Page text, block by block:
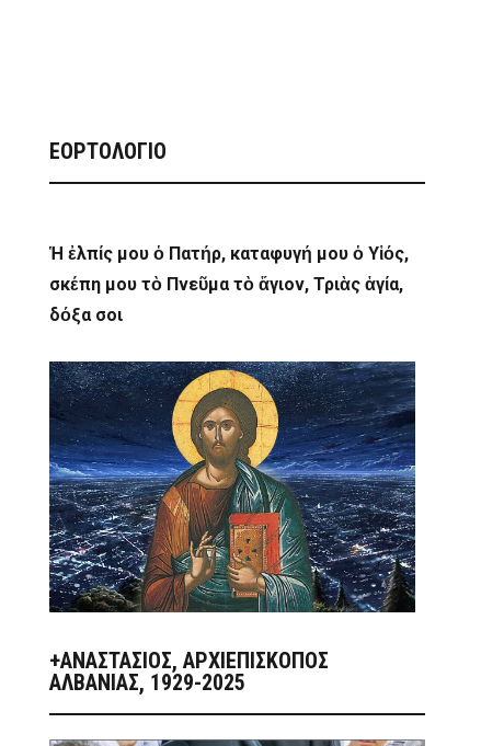
ΕΟΡΤΟΛΟΓΙΟ
Ἡ ἐλπίς μου ὁ Πατήρ, καταφυγή μου ὁ Υἱός,
σκέπη μου τὸ Πνεῦμα τὸ ἅγιον, Τριὰς ἁγία,
δόξα σοι
+ΑΝΑΣΤΆΣΙΟΣ, ΑΡΧΙΕΠΊΣΚΟΠΟΣ
ΑΛΒΑΝΊΑΣ, 1929-2025